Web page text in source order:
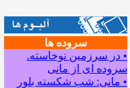
سروده ها
• در سرزمین نوخاسته.
سروده ای از مانی
• مانی: شب شکسته بلور